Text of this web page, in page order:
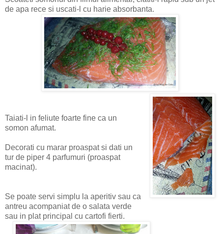
de apa rece si uscati-l cu harie absorbanta.
Taiati-l in feliute foarte fine ca un
somon afumat.
Decorati cu marar proaspat si dati un
tur de piper 4 parfumuri (proaspat
macinat).
Se poate servi simplu la aperitiv sau ca
antreu acompaniat de o salata verde
sau in plat principal cu cartofi fierti.